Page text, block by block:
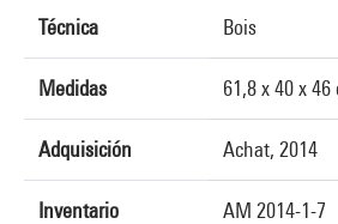
Técnica Bois
Medidas 61,8 x 40 x 46
Adquisición Achat, 2014
Inventario AM 2014-1-7